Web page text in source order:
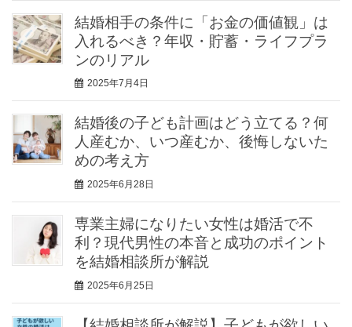
結婚相手の条件に「お金の価値観」は
入れるべき？年収・貯蓄・ライフプラ
ンのリアル
2025年7月4日
結婚後の子ども計画はどう立てる？何
人産むか、いつ産むか、後悔しないた
めの考え方
2025年6月28日
専業主婦になりたい女性は婚活で不
利？現代男性の本音と成功のポイント
を結婚相談所が解説
2025年6月25日